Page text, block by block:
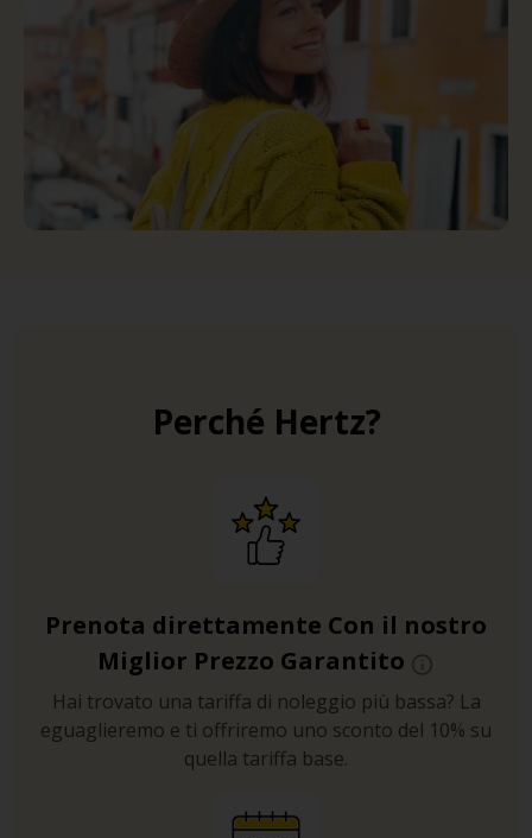
Perché Hertz?
Prenota direttamente Con il nostro
Miglior Prezzo Garantito
Hai trovato una tariffa di noleggio più bassa? La
eguaglieremo e ti offriremo uno sconto del 10% su
quella tariffa base.